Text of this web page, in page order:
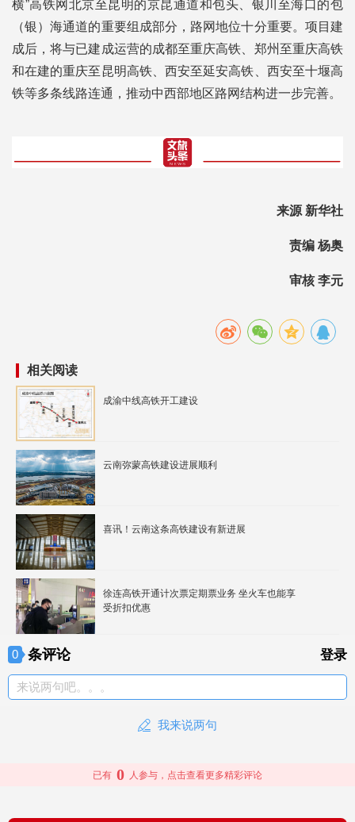
横”高铁网北京至昆明的京昆通道和包头、银川至海口的包
（银）海通道的重要组成部分，路网地位十分重要。项目建
成后，将与已建成运营的成都至重庆高铁、郑州至重庆高铁
和在建的重庆至昆明高铁、西安至延安高铁、西安至十堰高
铁等多条线路连通，推动中西部地区路网结构进一步完善。
来源 新华社
责编 杨奥
审核 李元
相关阅读
成渝中线高铁开工建设
云南弥蒙高铁建设进展顺利
喜讯！云南这条高铁建设有新进展
徐连高铁开通计次票定期票业务 坐火车也能享
受折扣优惠
0 条评论 登录
来说两句吧。。。
我来说两句
已有 0 人参与，点击查看更多精彩评论